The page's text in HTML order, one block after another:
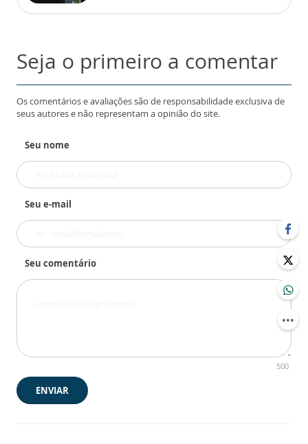
Seja o primeiro a comentar
Os comentários e avaliações são de responsabilidade exclusiva de
seus autores e não representam a opinião do site.
Seu nome
Seu e-mail
Seu comentário
500
ENVIAR